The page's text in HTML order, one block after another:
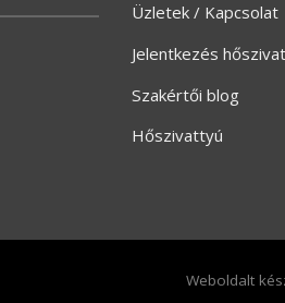
Üzletek / Kapcsolat
Jelentkezés
Szakértői blog
Hőszivattyú
Weboldalt